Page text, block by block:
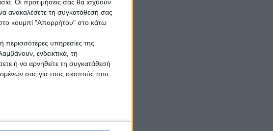
Οι προτιμήσεις σας θα ισχύουν
ανακαλέσετε τη συγκατάθεσή σας
κουμπί "Απορρήτου" στο κάτω
περισσότερες υπηρεσίες της
ενδεικτικά, τη
ή να αρνηθείτε τη συγκατάθεσή
σας για τους σκοπούς που